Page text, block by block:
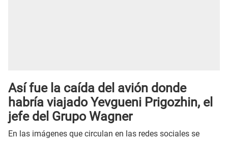
Así fue la caída del avión donde
habría viajado Yevgueni Prigozhin, el
jefe del Grupo Wagner
En las imágenes que circulan en las redes sociales se